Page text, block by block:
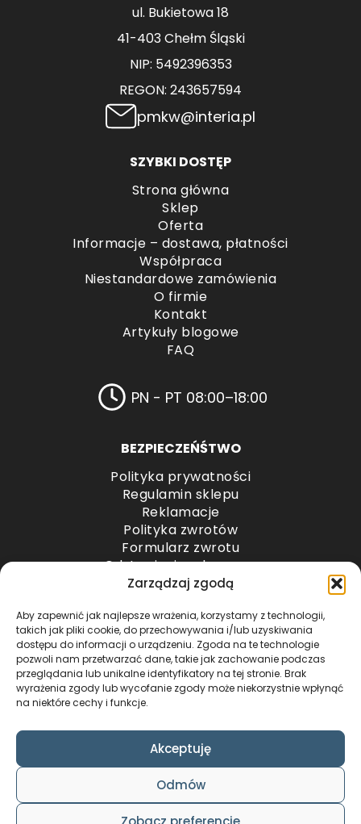
Zarządzaj zgodą
Aby zapewnić jak najlepsze wrażenia, korzystamy z technologii,
takich jak pliki cookie, do przechowywania i/lub uzyskiwania
dostępu do informacji o urządzeniu. Zgoda na te technologie
pozwoli nam przetwarzać dane, takie jak zachowanie podczas
przeglądania lub unikalne identyfikatory na tej stronie. Brak
wyrażenia zgody lub wycofanie zgody może niekorzystnie wpłynąć
na niektóre cechy i funkcje.
Akceptuję
Odmów
ul. Bukietowa 18
41-403 Chełm Śląski
NIP: 5492396353
REGON: 243657594
pmkw@interia.pl
SZYBKI DOSTĘP
Strona główna
Sklep
Oferta
Informacje – dostawa, płatności
Współpraca
Niestandardowe zamówienia
O firmie
Kontakt
Artykuły blogowe
FAQ
PN - PT 08:00–18:00
BEZPIECZEŃŚTWO
Polityka prywatności
Regulamin sklepu
Reklamacje
Polityka zwrotów
Formularz zwrotu
Odstąpienie od umowy
Odstąpienie od umowy – przesyłki paletowe
METODY PŁATNOŚCI
COPYRIGHT © 2024 by ADWENTO ŁUKASZ
WIECZOREK / ALL RIGHTS RESERVED
DESIGN & CODE BY
FOXSTUDIO